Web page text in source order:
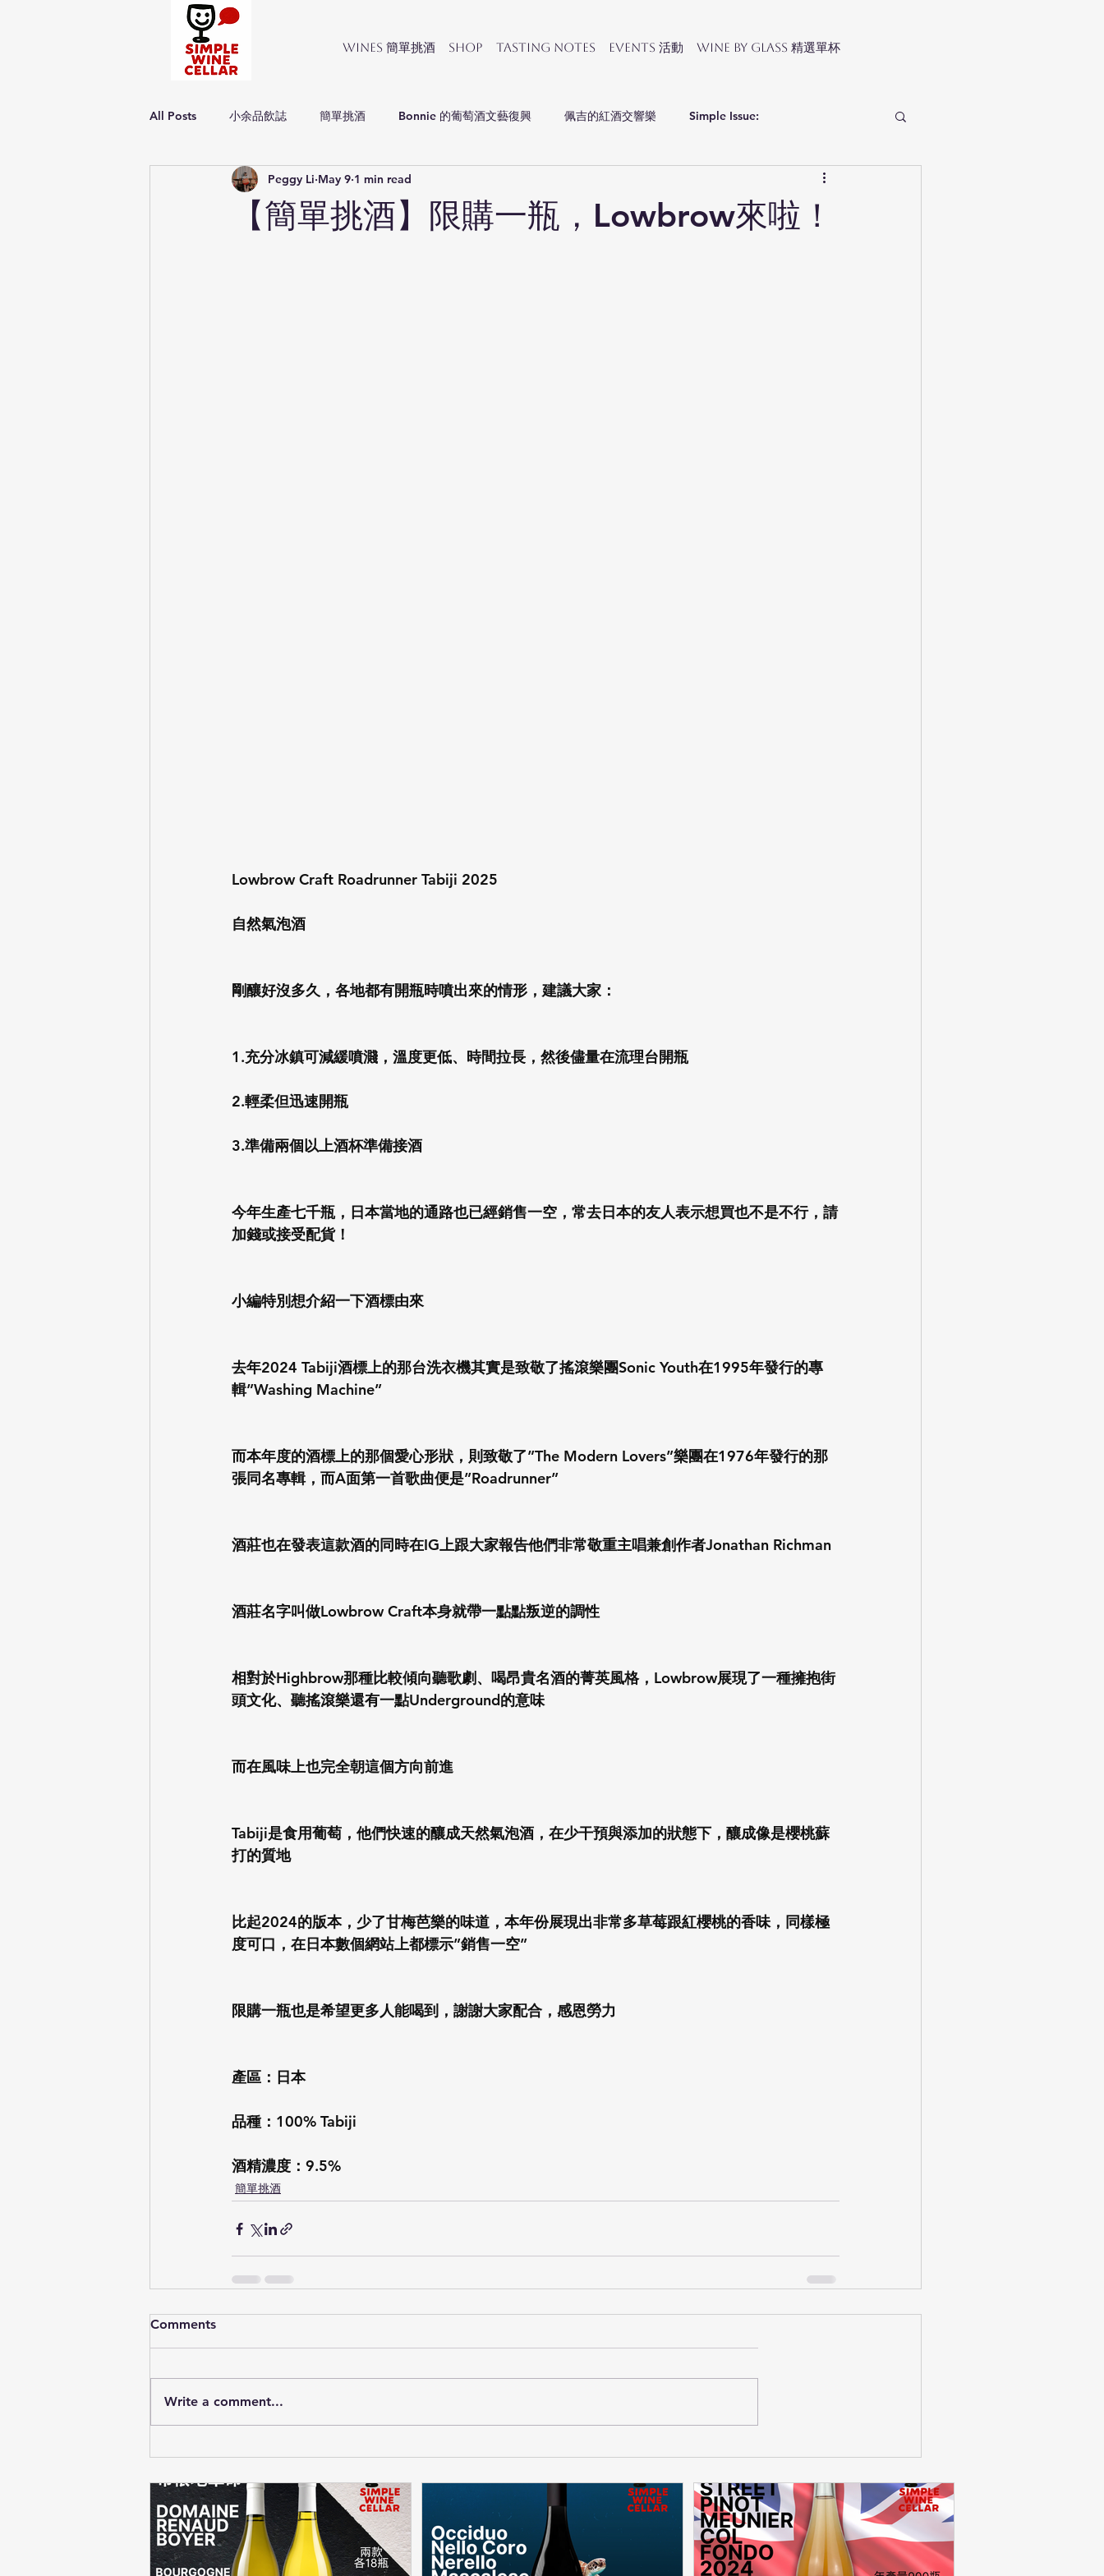
Wines 簡單挑酒 SHOP Tasting Notes Events 活動 Wine by Glass 精選單杯
All Posts 小余品飲誌 簡單挑酒 Bonnie 的葡萄酒文藝復興 佩吉的紅酒交響樂 Simple Issue:
Simple about wine 簡單品酒會
【簡單挑酒】限購一瓶，Lowbrow來啦！
Peggy Li May 9 1 min read
Lowbrow Craft Roadrunner Tabiji 2025
自然氣泡酒
剛釀好沒多久，各地都有開瓶時噴出來的情形，建議大家：
1.充分冰鎮可減緩噴濺，溫度更低、時間拉長，然後儘量在流理台開瓶
2.輕柔但迅速開瓶
3.準備兩個以上酒杯準備接酒
今年生產七千瓶，日本當地的通路也已經銷售一空，常去日本的友人表示想買也不是不行，請
加錢或接受配貨！
小編特別想介紹一下酒標由來
去年2024 Tabiji酒標上的那台洗衣機其實是致敬了搖滾樂團Sonic Youth在1995年發行的專
輯”Washing Machine”
而本年度的酒標上的那個愛心形狀，則致敬了”The Modern Lovers”樂團在1976年發行的那
張同名專輯，而A面第一首歌曲便是”Roadrunner”
酒莊也在發表這款酒的同時在IG上跟大家報告他們非常敬重主唱兼創作者Jonathan Richman
酒莊名字叫做Lowbrow Craft本身就帶一點點叛逆的調性
相對於Highbrow那種比較傾向聽歌劇、喝昂貴名酒的菁英風格，Lowbrow展現了一種擁抱街
頭文化、聽搖滾樂還有一點Underground的意味
而在風味上也完全朝這個方向前進
Tabiji是食用葡萄，他們快速的釀成天然氣泡酒，在少干預與添加的狀態下，釀成像是櫻桃蘇
打的質地
比起2024的版本，少了甘梅芭樂的味道，本年份展現出非常多草莓跟紅櫻桃的香味，同樣極
度可口，在日本數個網站上都標示”銷售一空”
限購一瓶也是希望更多人能喝到，謝謝大家配合，感恩勞力
產區：日本
品種：100% Tabiji
酒精濃度：9.5%
簡單挑酒
Comments
Write a comment...